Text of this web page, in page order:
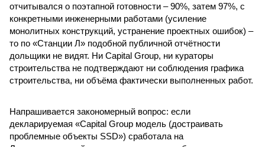
отчитывался о поэтапной готовности – 90%, затем 97%, с
конкретными инженерными работами (усиление
монолитных конструкций, устранение проектных ошибок) –
то по «Станции Л» подобной публичной отчётности
дольщики не видят. Ни Capital Group, ни кураторы
строительства не подтверждают ни соблюдения графика
строительства, ни объёма фактически выполненных работ.
Напрашивается закономерный вопрос: если
декларируемая «Capital Group модель (достраивать
проблемные объекты SSD») сработала на